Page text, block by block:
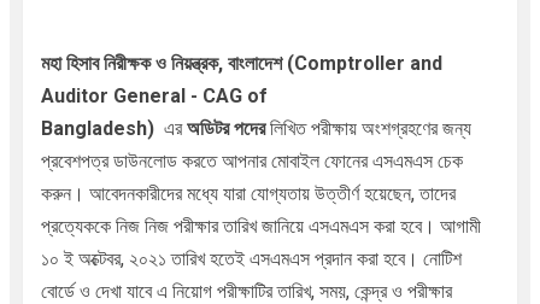
মহা হিসাব নিরীক্ষক ও নিয়ন্ত্রক, বাংলাদেশ (Comptroller and
Auditor General - CAG of
Bangladesh) এরঅডিটর পদেরলিখিত পরীক্ষায় অংশগ্রহণের জন্য
প্রবেশপত্র ডাউনলোড করতে আপনার মোবাইল ফোনের এসএমএস চেক
করুন। আবেদনকারীদের মধ্যে যারা যোগ্যতায় উত্তীর্ণ হয়েছেন, তাদের
প্রত্যেককে নিজ নিজ পরীক্ষার তারিখ জানিয়ে এসএমএস করা হবে। আগামী
১০ ই অক্টেবর, ২০২১ তারিখ হতেই এসএমএস প্রদান করা হবে। নোটিশ
বোর্ডে ও দেখা যাবে এ নিয়োগ পরীক্ষাটির তারিখ, সময়, কেন্দ্র ও পরীক্ষার